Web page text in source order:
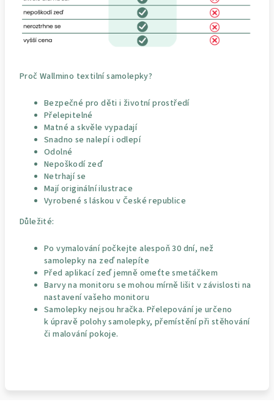
Proč Wallmino textilní samolepky?
Bezpečné pro děti i životní prostředí
Přelepitelné
Matné a skvěle vypadají
Snadno se nalepí i odlepí
Odolné
Nepoškodí zeď
Netrhají se
Mají originální ilustrace
Vyrobené s láskou v České republice
Důležité:
Po vymalování počkejte alespoň 30 dní, než
samolepky na zeď nalepíte
Před aplikací zeď jemně omeťte smetáčkem
Barvy na monitoru se mohou mírně lišit v závislosti na
nastavení vašeho monitoru
Samolepky nejsou hračka. Přelepování je určeno
k úpravě polohy samolepky, přemístění při stěhování
či malování pokoje.